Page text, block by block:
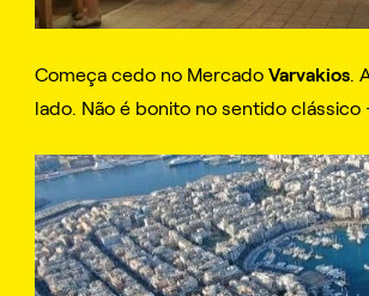
Começa cedo no Mercado Varvakios.
lado. Não é bonito no sentido